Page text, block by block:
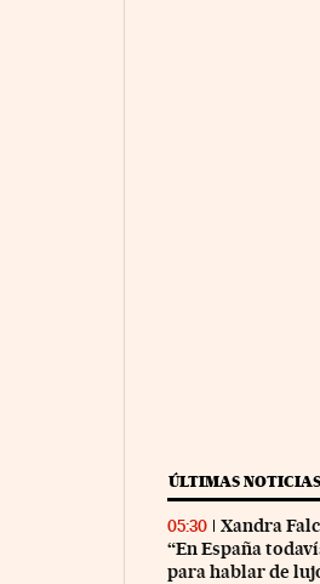
ÚLTIMAS NOTICIAS
05:30
Xandra
“En España
para hablar de